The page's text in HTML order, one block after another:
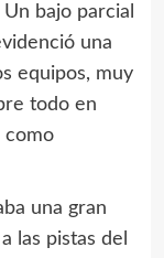
bajo parcial
una
equipos, muy
todo en
como
una gran
las pistas del